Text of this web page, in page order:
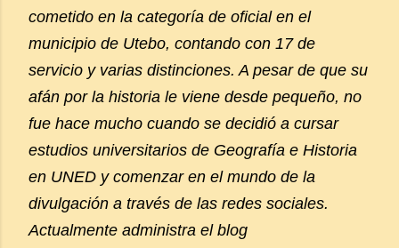
cometido en la categoría de oficial en el
municipio de Utebo, contando con 17 de
servicio y varias distinciones. A pesar de que su
afán por la historia le viene desde pequeño, no
fue hace mucho cuando se decidió a cursar
estudios universitarios de Geografía e Historia
en UNED y comenzar en el mundo de la
divulgación a través de las redes sociales.
Actualmente administra el blog